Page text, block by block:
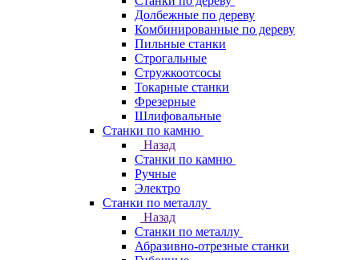
Долбежные по дереву
Комбинированные по дереву
Пильные станки
Строгальные
Стружкоотсосы
Токарные станки
Фрезерные
Шлифовальные
Станки по камню
Назад
Станки по камню
Ручные
Электро
Станки по металлу
Назад
Станки по металлу
Абразивно-отрезные станки